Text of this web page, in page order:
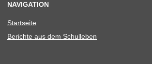
NAVIGATION
Start­seite
Berichte aus dem Schulleben